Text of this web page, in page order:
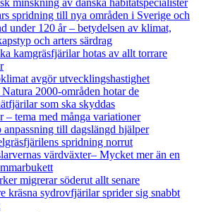
spridning till nya områden i Sverige och
under 120 år– betydelsen av klimat,
och arters särdrag
kamgräsfjärilar hotas av allt torrare
avgör utvecklingshastighet
2000-områden hotar de
som ska skyddas
– tema med många variationer
anpassning till dagslängd hjälper
spridning norrut
värdväxter– Mycket mer än en
migrerar söderut allt senare
kräsna sydrovfjärilar sprider sig snabbt